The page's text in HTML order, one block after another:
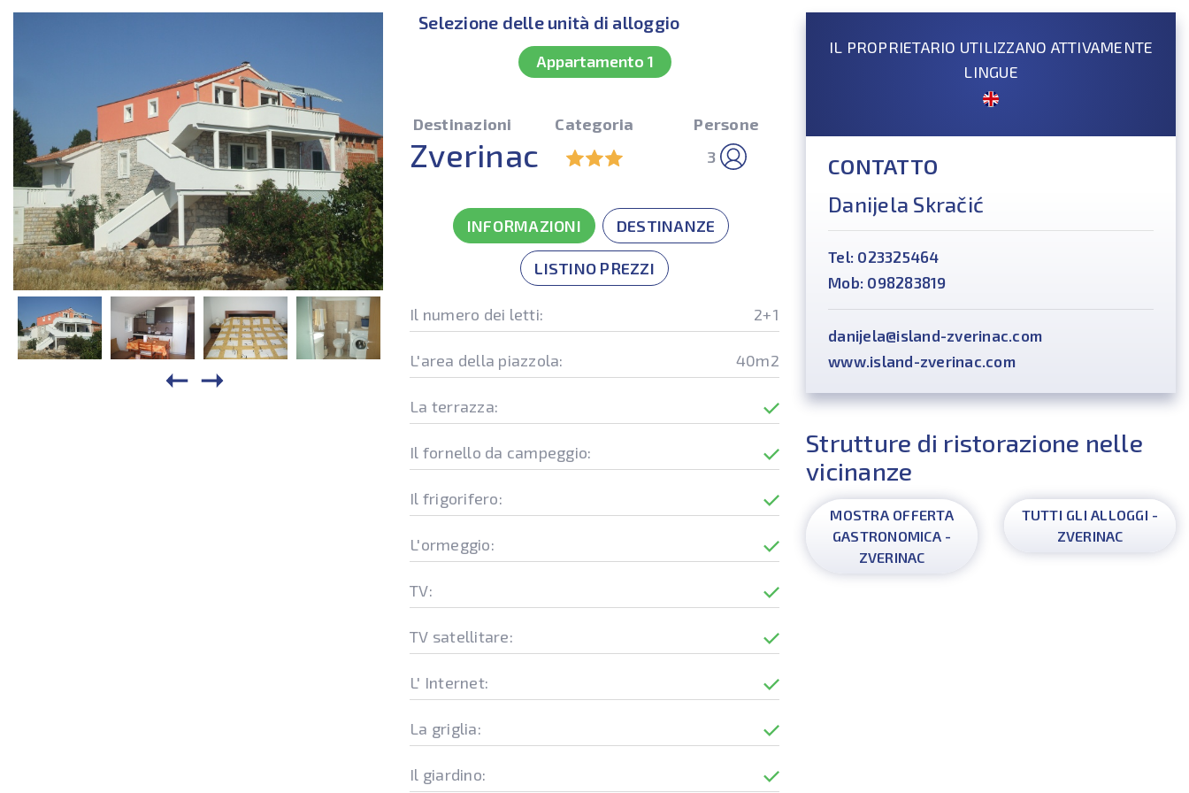
Selezione delle unità di alloggio
Appartamento 1
Destinazioni
Zverinac
Categoria
Persone
3
INFORMAZIONI DESTINANZE
LISTINO PREZZI
Il numero dei letti: 2+1
L'area della piazzola: 40m2
La terrazza:
Il fornello da campeggio:
Il frigorifero:
L'ormeggio:
TV:
TV satellitare:
L' Internet:
La griglia:
Il giardino:
IL PROPRIETARIO UTILIZZANO ATTIVAMENTE
LINGUE
CONTATTO
Danijela Skračić
Tel: 023325464
Mob: 098283819
danijela@island-zverinac.com
www.island-zverinac.com
Strutture di ristorazione nelle
vicinanze
MOSTRA OFFERTA
GASTRONOMICA -
ZVERINAC
TUTTI GLI ALLOGGI -
ZVERINAC